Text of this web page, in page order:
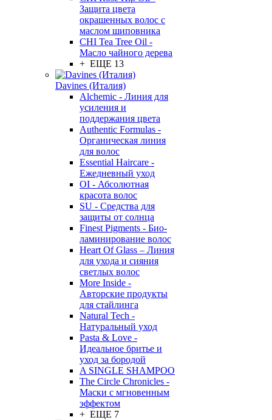
Защита цвета
окрашенных волос с
маслом шиповника
CHI Tea Tree Oil -
Масло чайного дерева
+ ЕЩЕ 13
Davines (Италия)
Alchemic - Линия для
усиления и
поддержания цвета
Authentic Formulas -
Органическая линия
для волос
Essential Haircare -
Eжедневный уход
OI - Абсолютная
красота волос
SU - Средства для
защиты от солнца
Finest Pigments - Био-
ламинирование волос
Heart Of Glass – Линия
для ухода и сияния
светлых волос
More Inside -
Авторские продукты
для стайлинга
Natural Tech -
Натуральный уход
Pasta & Love -
Идеальное бритье и
уход за бородой
A SINGLE SHAMPOO
The Circle Chronicles -
Маски с мгновенным
эффектом
+ ЕЩЕ 7